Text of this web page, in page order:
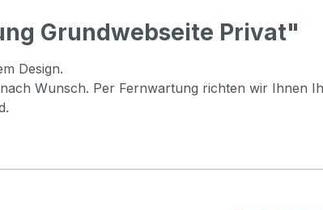
Grundwebseite Privat"
Design.
Wunsch. Per Fernwartung richten wir Ihnen